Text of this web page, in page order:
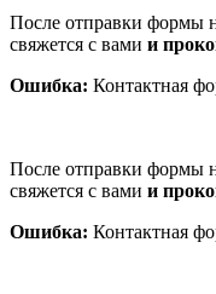
После отправки формы
свяжется с вами и
Ошибка: Контактная
После отправки формы
свяжется с вами и
Ошибка: Контактная